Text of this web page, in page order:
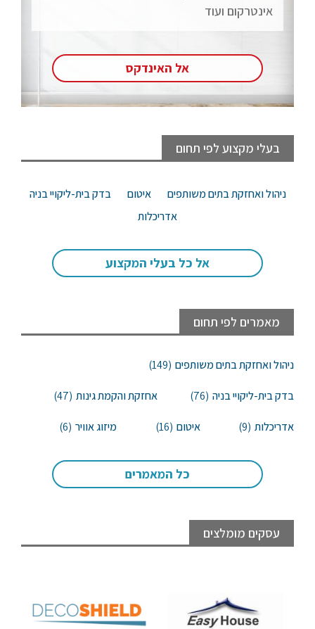
אינטרקום ועוד
אל האינדקס
מאמרים לפי תחום
ניהול ואחזקת בתים משותפים (149)
בדק בית-ליקויי בניה (76) אחזקת והקמת גינות (47)
אדריכלות (9) איטום (16) מיזוג אוויר (6)
כל המאמרים
בעלי מקצוע לפי תחום
ניהול ואחזקת בתים משותפים איטום
בדק בית-ליקויי בניה
אדריכלות
אל כל בעלי המקצוע
עסקים מומלצים